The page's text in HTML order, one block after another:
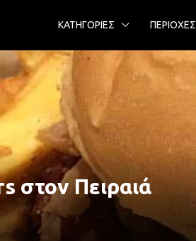
ΚΑΤΗΓΟΡΙΕΣ ΠΕΡΙΟΧΕΣ
στον Πειραιά